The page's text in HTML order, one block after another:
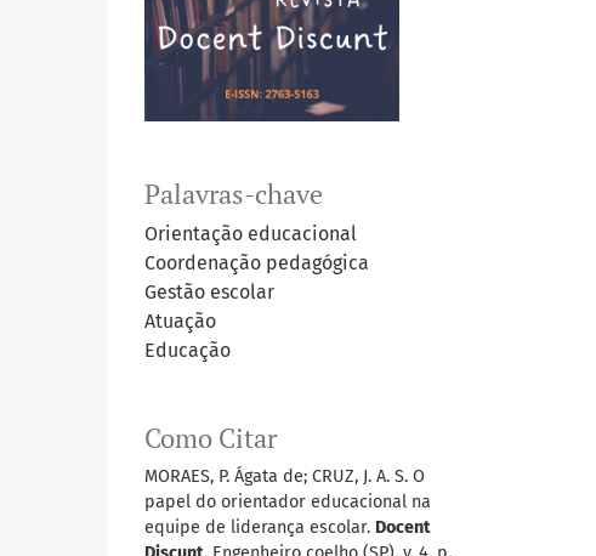
Palavras-chave
Orientação educacional
Coordenação pedagógica
Gestão escolar
Atuação
Educação
Como Citar
MORAES, P. Ágata de; CRUZ, J. A. S. O
papel do orientador educacional na
equipe de liderança escolar. Docent